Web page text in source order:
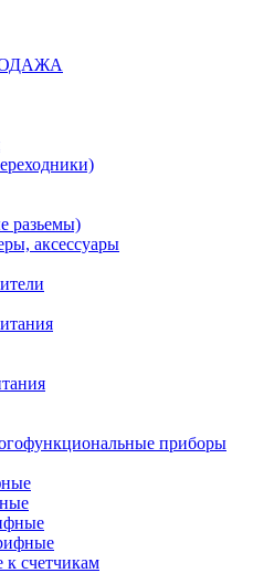
разьемы)
аксессуары
приборы
к счетчикам